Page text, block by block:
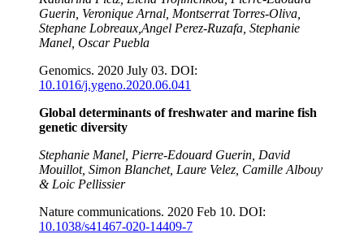
Guerin, Veronique Arnal, Montserrat Torres-Oliva,
Stephane Lobreaux,Angel Perez-Ruzafa, Stephanie
Manel, Oscar Puebla
Genomics. 2020 July 03. DOI:
10.1016/j.ygeno.2020.06.041
Global determinants of freshwater and marine fish
genetic diversity
Stephanie Manel, Pierre-Edouard Guerin, David
Mouillot, Simon Blanchet, Laure Velez, Camille Albouy
& Loic Pellissier
Nature communications. 2020 Feb 10. DOI:
10.1038/s41467-020-14409-7